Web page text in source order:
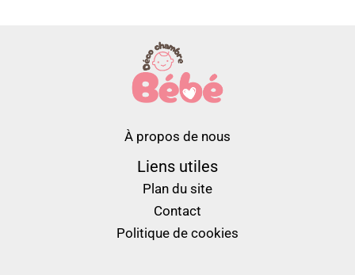
À propos de nous
Liens utiles
Plan du site
Contact
Politique de cookies